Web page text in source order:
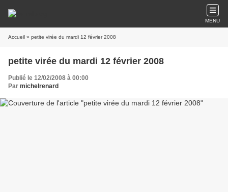
MENU
Accueil » petite virée du mardi 12 février 2008
petite virée du mardi 12 février 2008
Publié le 12/02/2008 à 00:00
Par michelrenard